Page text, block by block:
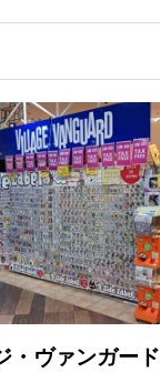
・ヴァンガード